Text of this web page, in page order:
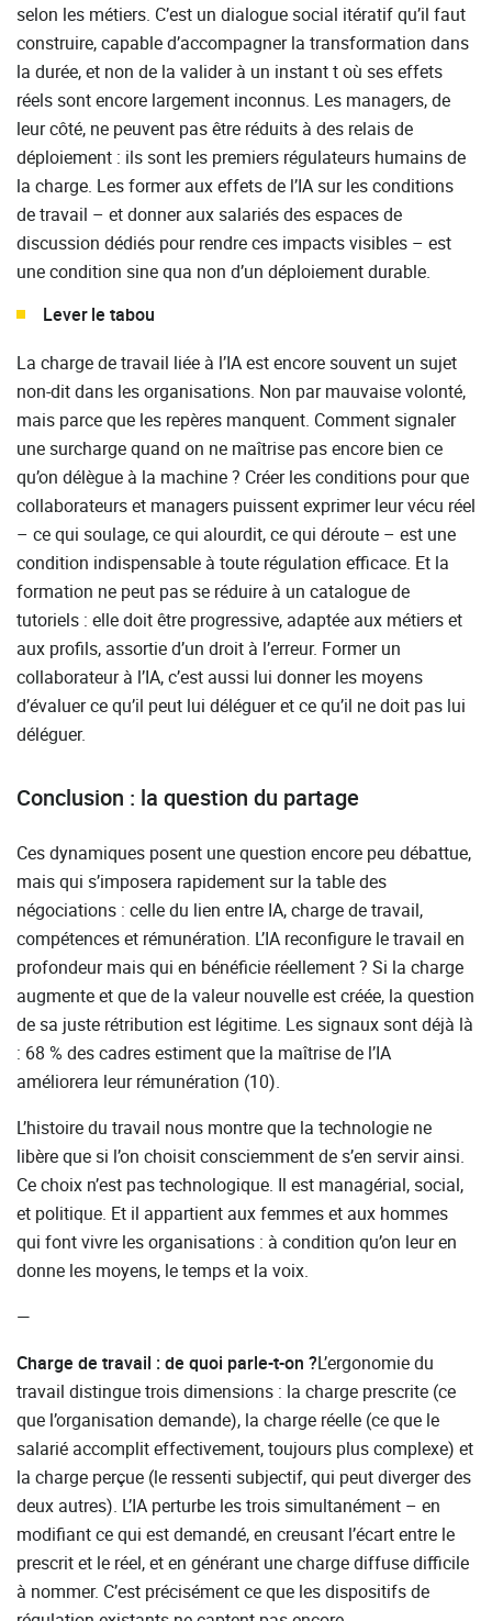
selon les métiers. C’est un dialogue social itératif qu’il faut
construire, capable d’accompagner la transformation dans
la durée, et non de la valider à un instant t où ses effets
réels sont encore largement inconnus. Les managers, de
leur côté, ne peuvent pas être réduits à des relais de
déploiement : ils sont les premiers régulateurs humains de
la charge. Les former aux effets de l’IA sur les conditions
de travail – et donner aux salariés des espaces de
discussion dédiés pour rendre ces impacts visibles – est
une condition sine qua non d’un déploiement durable.
Lever le tabou
La charge de travail liée à l’IA est encore souvent un sujet
non-dit dans les organisations. Non par mauvaise volonté,
mais parce que les repères manquent. Comment signaler
une surcharge quand on ne maîtrise pas encore bien ce
qu’on délègue à la machine ? Créer les conditions pour que
collaborateurs et managers puissent exprimer leur vécu réel
– ce qui soulage, ce qui alourdit, ce qui déroute – est une
condition indispensable à toute régulation efficace. Et la
formation ne peut pas se réduire à un catalogue de
tutoriels : elle doit être progressive, adaptée aux métiers et
aux profils, assortie d’un droit à l’erreur. Former un
collaborateur à l’IA, c’est aussi lui donner les moyens
d’évaluer ce qu’il peut lui déléguer et ce qu’il ne doit pas lui
déléguer.
Conclusion : la question du partage
Ces dynamiques posent une question encore peu débattue,
mais qui s’imposera rapidement sur la table des
négociations : celle du lien entre IA, charge de travail,
compétences et rémunération. L’IA reconfigure le travail en
profondeur mais qui en bénéficie réellement ? Si la charge
augmente et que de la valeur nouvelle est créée, la question
de sa juste rétribution est légitime. Les signaux sont déjà là
: 68 % des cadres estiment que la maîtrise de l’IA
améliorera leur rémunération (10).
L’histoire du travail nous montre que la technologie ne
libère que si l’on choisit consciemment de s’en servir ainsi.
Ce choix n’est pas technologique. Il est managérial, social,
et politique. Et il appartient aux femmes et aux hommes
qui font vivre les organisations : à condition qu’on leur en
donne les moyens, le temps et la voix.
—
Charge de travail : de quoi parle-t-on ?L’ergonomie du
travail distingue trois dimensions : la charge prescrite (ce
que l’organisation demande), la charge réelle (ce que le
salarié accomplit effectivement, toujours plus complexe) et
la charge perçue (le ressenti subjectif, qui peut diverger des
deux autres). L’IA perturbe les trois simultanément – en
modifiant ce qui est demandé, en creusant l’écart entre le
prescrit et le réel, et en générant une charge diffuse difficile
à nommer. C’est précisément ce que les dispositifs de